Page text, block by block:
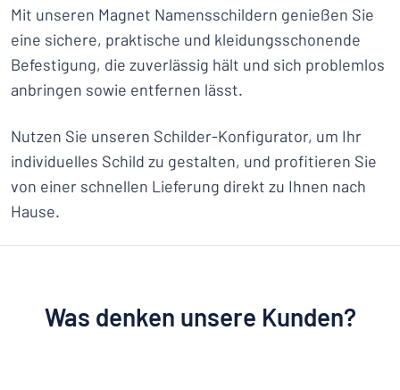
Mit unseren Magnet Namensschildern genießen Sie
eine sichere, praktische und kleidungsschonende
Befestigung, die zuverlässig hält und sich problemlos
anbringen sowie entfernen lässt.
Nutzen Sie unseren Schilder-Konfigurator, um Ihr
individuelles Schild zu gestalten, und profitieren Sie
von einer schnellen Lieferung direkt zu Ihnen nach
Hause.
Was denken unsere Kunden?